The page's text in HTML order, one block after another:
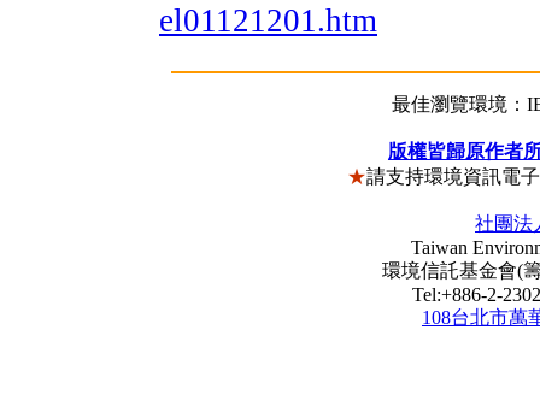
el01121201.htm
最佳瀏覽環境：
版權皆歸原作者
★請支持環境資訊電
社團法
Taiwan
環境信託基金會(籌
Tel:+886-2-
108台北市萬